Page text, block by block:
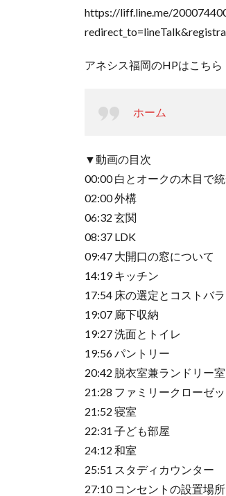
https://liff.line.me/
アネシス福岡のHPはこちら
ホーム
▼動画の目次
00:00 白とオークの木目で
02:00 外構
06:32 玄関
08:37 LDK
09:47 大開口の窓について
14:19 キッチン
17:54 床の選定とコストバ
19:07 廊下収納
19:27 洗面とトイレ
19:56 パントリー
20:42 脱衣室兼ランドリー室
21:28 ファミリークローゼッ
21:52 寝室
22:31 子ども部屋
24:12 和室
25:51 スタディカウンター
27:10 コンセントの設置場所